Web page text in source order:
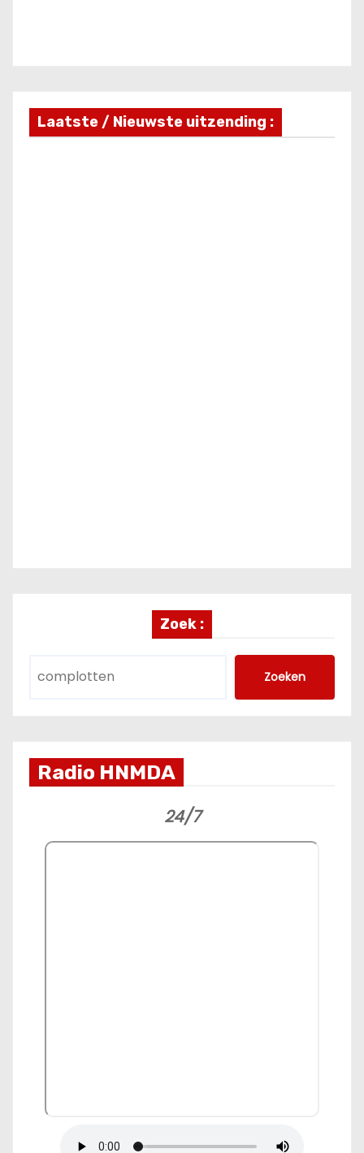
Laatste / Nieuwste uitzending :
Zoek :
Zoeken
Radio HNMDA
24/7